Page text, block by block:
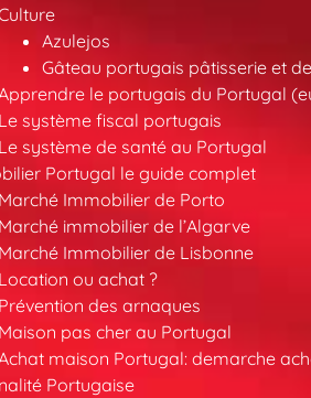
Azulejos
Gâteau portugais pâtisserie et
le portugais du Portugal
Le système fiscal portugais
Le système de santé au Portugal
Portugal le guide complet
Marché Immobilier de Porto
Marché immobilier de l’Algarve
Marché Immobilier de Lisbonne
Location ou achat ?
Prévention des arnaques
Maison pas cher au Portugal
maison Portugal: demarche
Portugaise